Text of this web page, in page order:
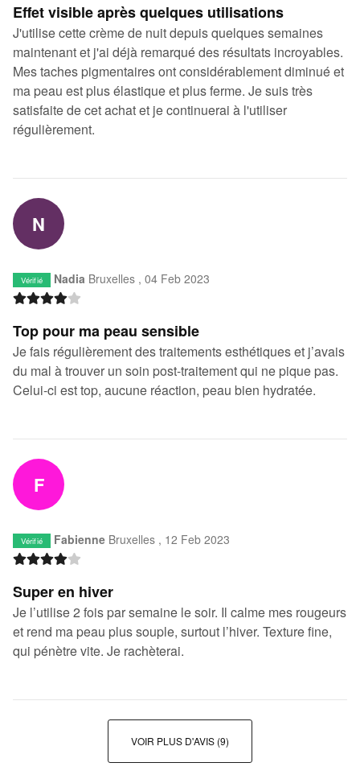
Effet visible après quelques utilisations
J'utilise cette crème de nuit depuis quelques semaines
maintenant et j'ai déjà remarqué des résultats incroyables.
Mes taches pigmentaires ont considérablement diminué et
ma peau est plus élastique et plus ferme. Je suis très
satisfaite de cet achat et je continuerai à l'utiliser
régulièrement.
N
Vérifié Nadia Bruxelles , 04 Feb 2023
Top pour ma peau sensible
Je fais régulièrement des traitements esthétiques et j’avais
du mal à trouver un soin post-traitement qui ne pique pas.
Celui-ci est top, aucune réaction, peau bien hydratée.
F
Vérifié FabienneBruxelles , 12 Feb 2023
Super en hiver
Je l’utilise 2 fois par semaine le soir. Il calme mes rougeurs
et rend ma peau plus souple, surtout l’hiver. Texture fine,
qui pénètre vite. Je rachèterai.
VOIR PLUS D'AVIS (9)